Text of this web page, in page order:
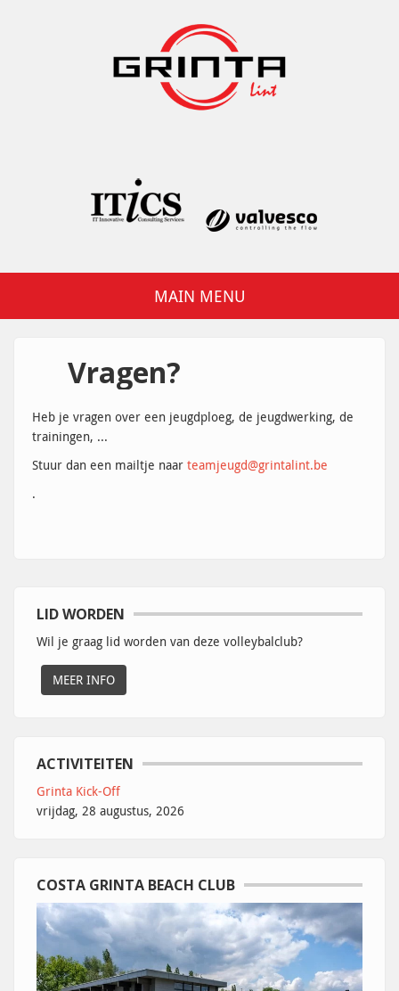
Grinta Lint
MAIN MENU
Vragen?
Heb je vragen over een jeugdploeg, de jeugdwerking, de
trainingen, ...
Stuur dan een mailtje naar teamjeugd@grintalint.be
.
LID WORDEN
Wil je graag lid worden van deze volleybalclub?
MEER INFO
ACTIVITEITEN
Grinta Kick-Off
vrijdag, 28 augustus, 2026
COSTA GRINTA BEACH CLUB